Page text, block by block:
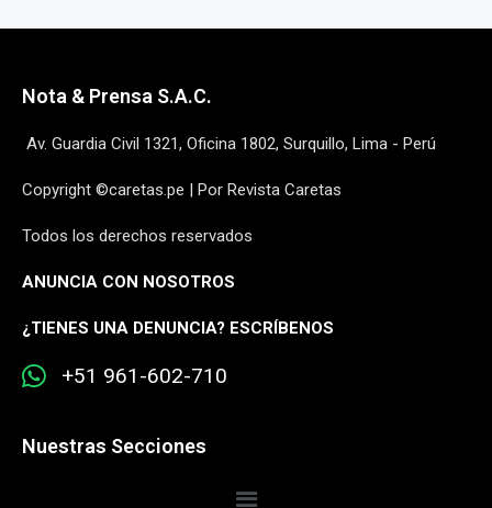
Nota & Prensa S.A.C.
Av. Guardia Civil 1321, Oficina 1802, Surquillo, Lima - Perú
Copyright ©caretas.pe | Por Revista Caretas
Todos los derechos reservados
ANUNCIA CON NOSOTROS
¿TIENES UNA DENUNCIA? ESCRÍBENOS
+51 961-602-710
Nuestras Secciones